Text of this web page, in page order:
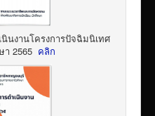
นินงานโครงการปัจฉิมนิเทศ
า 2565 คลิก